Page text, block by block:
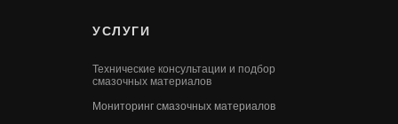
УСЛУГИ
Технические консультации и подбор
смазочных материалов
Мониторинг смазочных материалов